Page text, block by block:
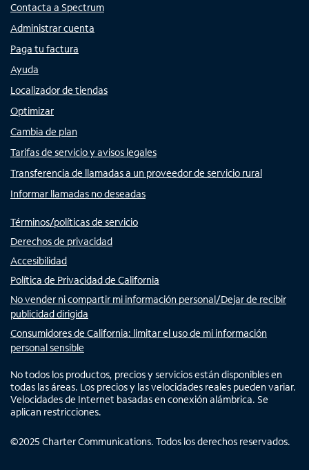
Contacta a Spectrum
Administrar cuenta
Paga tu factura
Ayuda
Localizador de tiendas
Optimizar
Cambia de plan
Tarifas de servicio y avisos legales
Transferencia de llamadas a un proveedor de servicio rural
Informar llamadas no deseadas
Términos/políticas de servicio
Derechos de privacidad
Accesibilidad
Política de Privacidad de California
No vender ni compartir mi información personal/Dejar de recibir
publicidad dirigida
Consumidores de California: limitar el uso de mi información
personal sensible
No todos los productos, precios y servicios están disponibles en
todas las áreas. Los precios y las velocidades reales pueden variar.
Velocidades de Internet basadas en conexión alámbrica. Se
aplican restricciones.
©2025 Charter Communications. Todos los derechos reservados.